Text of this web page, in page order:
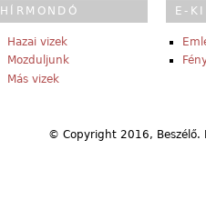
HÍRMONDÓ
Hazai vizek
Mozduljunk
Más vizek
E-
© Copyright 2016,